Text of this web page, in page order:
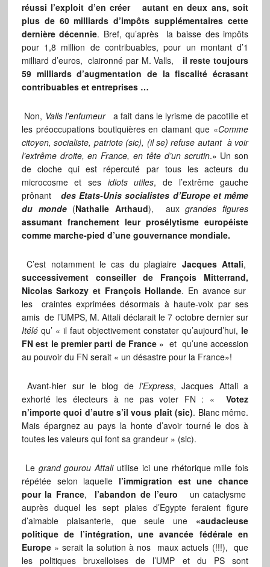
réussi l’exploit d’en créer autant en deux ans, soit
plus de 60 milliards d’impôts supplémentaires cette
dernière décennie. Bref, qu’après la baisse des impôts
pour 1,8 million de contribuables, pour un montant d’1
milliard d’euros, claironné par M. Valls, il reste toujours
59 milliards d’augmentation de la fiscalité écrasant
contribuables et entreprises …
Non, Valls l’enfumeur a fait dans le lyrisme de pacotille et
les préoccupations boutiquières en clamant que «Comme
citoyen, socialiste, patriote (sic), (il se) refuse autant à voir
l’extrême droite, en France, en tête d’un scrutin.» Un son
de cloche qui est répercuté par tous les acteurs du
microcosme et ses idiots utiles, de l’extrême gauche
prônant des Etats-Unis socialistes d’Europe et même
du monde (Nathalie Arthaud), auxgrandes figures
assumant franchement leur prosélytisme européiste
comme marche-pied d’une gouvernance mondiale.
C’est notamment le cas du plagiaire Jacques Attali,
successivement conseiller de François Mitterrand,
Nicolas Sarkozy et François Hollande. En avance sur
les craintes exprimées désormais à haute-voix par ses
amis de l’UMPS, M. Attali déclarait le 7 octobre dernier sur
Itéléqu’ « il faut objectivement constater qu’aujourd’hui, le
FN est le premier parti de France » et qu’une accession
au pouvoir du FN serait « un désastre pour la France»!
Avant-hier sur le blog del’Express, Jacques Attali a
exhorté les électeurs à ne pas voter FN : «Votez
n’importe quoi d’autre s’il vous plaît (sic). Blanc même.
Mais épargnez au pays la honte d’avoir tourné le dos à
toutes les valeurs qui font sa grandeur » (sic).
Le grand gourou Attaliutilise ici une rhétorique mille fois
répétée selon laquelle l’immigration est une chance
pour la France, l’abandon de l’euro un cataclysme
auprès duquel les sept plaies d’Egypte feraient figure
d’aimable plaisanterie, que seule une «audacieuse
politique de l’intégration, une avancée fédérale en
Europe » serait la solution à nos maux actuels (!!!), que
les politiques bruxelloises de l’UMP et du PS sont